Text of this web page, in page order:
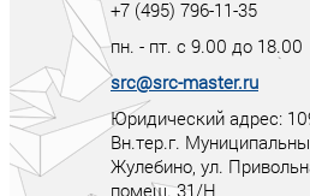
+7 (495) 796-11-35
пн. - пт. с 9.00 до 18.00
src@src-master.ru
Юридический адрес:
Вн.тер.г.
Жулебино, ул.
помещ. 31/Н